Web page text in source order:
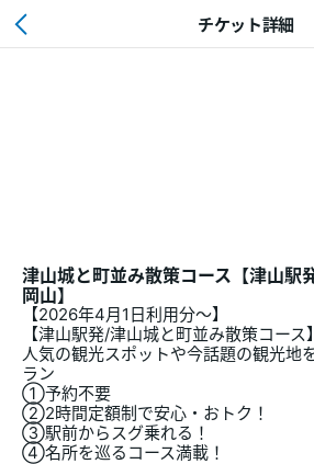
チケット詳細
津山城と町並み散策コース【津山駅
岡山】
【2026年4月1日利用分～】
【津山駅発/津山城と町並み散策コース】
人気の観光スポットや今話題の観光地
ラン
①予約不要
②2時間定額制で安心・おトク！
③駅前からスグ乗れる！
④名所を巡るコース満載！